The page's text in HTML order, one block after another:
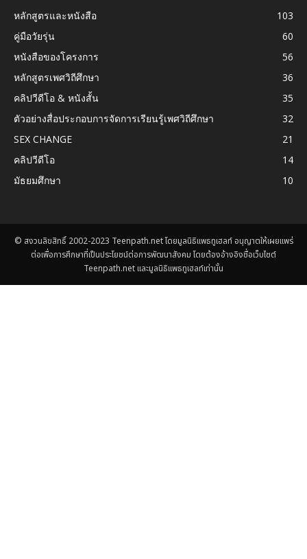
หลักสูตรและหนังสือ
103
คู่มือวัยรุ่น
60
หนังสือของโครงการ
56
หลักสูตรเพศวิถีศึกษา
36
คลิปวีดีโอ & หนังสั้น
35
ตัวอย่างสื่อประกอบการจัดการเรียนรู้เพศวิถีศึกษา
32
SEX CHANGE
21
คลิปวีดีโอ
14
มัธยมศึกษา
10
© สงวนลิขสิทธิ์ 2002-2023 Teenpath.net โดยมูลนิธิแพธทูเฮลท์ อนุญาตให้เผยแพร่
ต่อเพื่อการศึกษาที่เป็นประโยชน์ต่อการพัฒนาสังคม โดยต้องอ้างอิงชื่อเว็บไซต์
Teenpath.net และมูลนิธิแพธทูเฮลท์เท่านั้น